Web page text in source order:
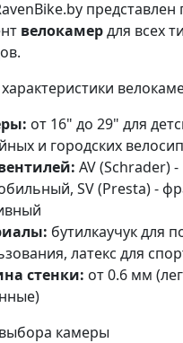
велокамердля всех
от 16" до 29" для
и городских
AV (Schrader) -
SV (Presta) -
бутилкаучук для
латекс для
стенки: от 0.6 мм
камеры